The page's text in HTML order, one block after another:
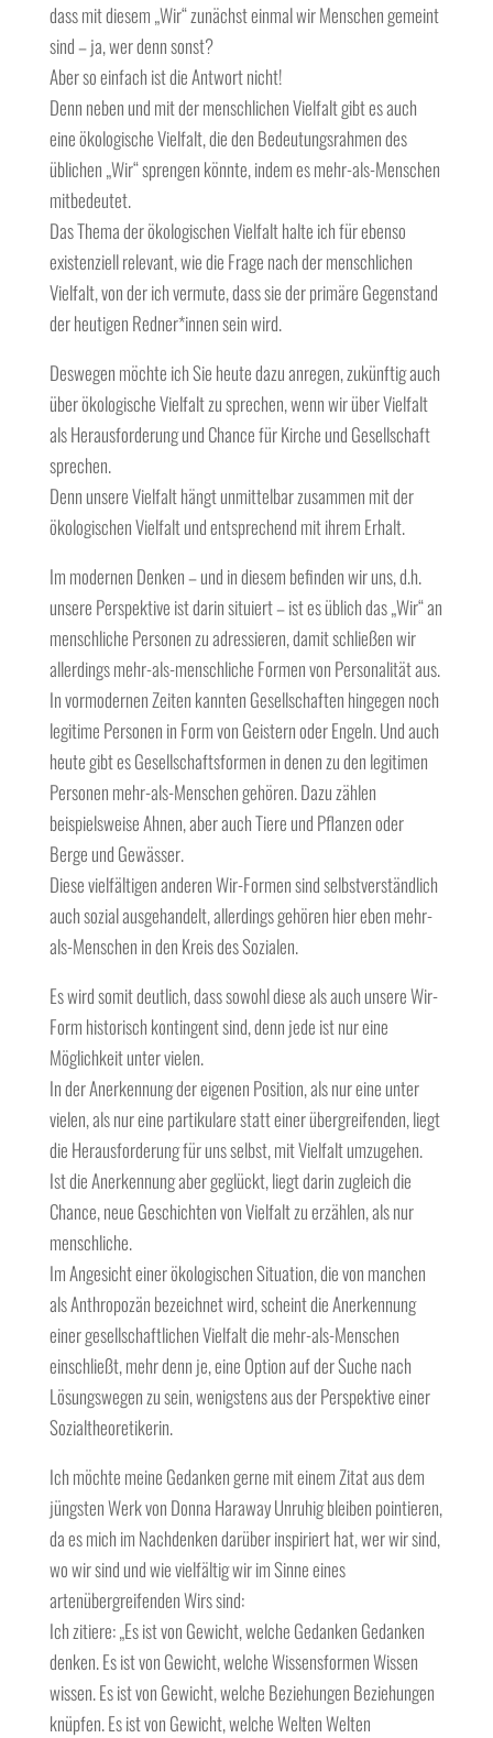
dass mit diesem „Wir“ zunächst einmal wir Menschen gemeint
sind – ja, wer denn sonst?
Aber so einfach ist die Antwort nicht!
Denn neben und mit der menschlichen Vielfalt gibt es auch
eine ökologische Vielfalt, die den Bedeutungsrahmen des
üblichen „Wir“ sprengen könnte, indem es mehr-als-Menschen
mitbedeutet.
Das Thema der ökologischen Vielfalt halte ich für ebenso
existenziell relevant, wie die Frage nach der menschlichen
Vielfalt, von der ich vermute, dass sie der primäre Gegenstand
der heutigen Redner*innen sein wird.
Deswegen möchte ich Sie heute dazu anregen, zukünftig auch
über ökologische Vielfalt zu sprechen, wenn wir über Vielfalt
als Herausforderung und Chance für Kirche und Gesellschaft
sprechen.
Denn unsere Vielfalt hängt unmittelbar zusammen mit der
ökologischen Vielfalt und entsprechend mit ihrem Erhalt.
Im modernen Denken – und in diesem befinden wir uns, d.h.
unsere Perspektive ist darin situiert – ist es üblich das „Wir“ an
menschliche Personen zu adressieren, damit schließen wir
allerdings mehr-als-menschliche Formen von Personalität aus.
In vormodernen Zeiten kannten Gesellschaften hingegen noch
legitime Personen in Form von Geistern oder Engeln. Und auch
heute gibt es Gesellschaftsformen in denen zu den legitimen
Personen mehr-als-Menschen gehören. Dazu zählen
beispielsweise Ahnen, aber auch Tiere und Pflanzen oder
Berge und Gewässer.
Diese vielfältigen anderen Wir-Formen sind selbstverständlich
auch sozial ausgehandelt, allerdings gehören hier eben mehr-
als-Menschen in den Kreis des Sozialen.
Es wird somit deutlich, dass sowohl diese als auch unsere Wir-
Form historisch kontingent sind, denn jede ist nur eine
Möglichkeit unter vielen.
In der Anerkennung der eigenen Position, als nur eine unter
vielen, als nur eine partikulare statt einer übergreifenden, liegt
die Herausforderung für uns selbst, mit Vielfalt umzugehen.
Ist die Anerkennung aber geglückt, liegt darin zugleich die
Chance, neue Geschichten von Vielfalt zu erzählen, als nur
menschliche.
Im Angesicht einer ökologischen Situation, die von manchen
als Anthropozän bezeichnet wird, scheint die Anerkennung
einer gesellschaftlichen Vielfalt die mehr-als-Menschen
einschließt, mehr denn je, eine Option auf der Suche nach
Lösungswegen zu sein, wenigstens aus der Perspektive einer
Sozialtheoretikerin.
Ich möchte meine Gedanken gerne mit einem Zitat aus dem
jüngsten Werk von Donna Haraway Unruhig bleiben pointieren,
da es mich im Nachdenken darüber inspiriert hat, wer wir sind,
wo wir sind und wie vielfältig wir im Sinne eines
artenübergreifenden Wirs sind:
Ich zitiere: „Es ist von Gewicht, welche Gedanken Gedanken
denken. Es ist von Gewicht, welche Wissensformen Wissen
wissen. Es ist von Gewicht, welche Beziehungen Beziehungen
knüpfen. Es ist von Gewicht, welche Welten Welten